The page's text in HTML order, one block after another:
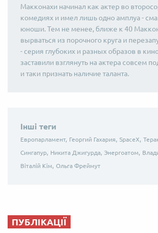
Макконахи начинал как актер во
комедиях и имел лишь одно амплуа -
юноши. Тем не менее, ближе к 40
вырваться из порочного круга и
- серия глубоких и разных образов в
заставили взглянуть на актера совсем
и таки признать наличие таланта.
Інші теги
Европарламент, Георгий Гахария, SpaceX,
Сингапур, Никита Джигурда, Энергоатом,
Віталій Кім, Ольга Фреймут
ПУБЛІКАЦІЇ